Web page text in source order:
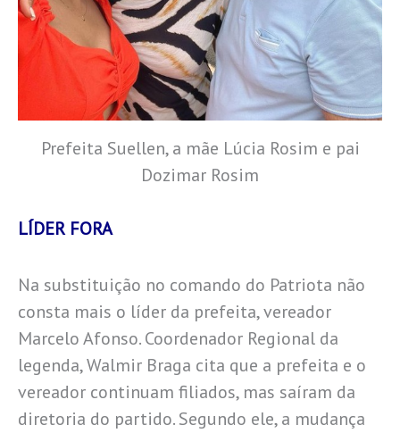
Prefeita Suellen, a mãe Lúcia Rosim e pai
Dozimar Rosim
LÍDER FORA
Na substituição no comando do Patriota não
consta mais o líder da prefeita, vereador
Marcelo Afonso. Coordenador Regional da
legenda, Walmir Braga cita que a prefeita e o
vereador continuam filiados, mas saíram da
diretoria do partido. Segundo ele, a mudança